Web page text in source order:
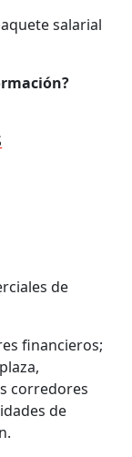
salarial
de
financieros;
corredores
de